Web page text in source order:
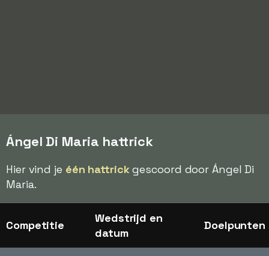
Ángel Di Maria hattrick
Hier vind je één hattrickgescoord door Ángel Di
Maria.
Competitie
Wedstrijd en
datum
Doelpunten